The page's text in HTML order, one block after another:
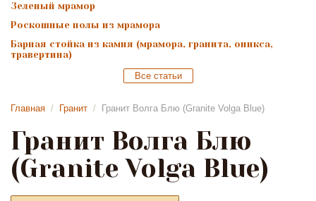
Зеленый мрамор
Роскошные полы из мрамора
Барная стойка из камня (мрамора, гранита, оникса,
травертина)
Все статьи
Главная / Гранит / Гранит Волга Блю (Granite Volga Blue)
Гранит Волга Блю
(Granite Volga Blue)